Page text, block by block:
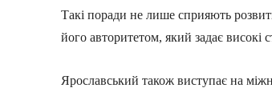
Такі поради не лише сприяють
його авторитетом, який задає високі
Ярославський також виступає на